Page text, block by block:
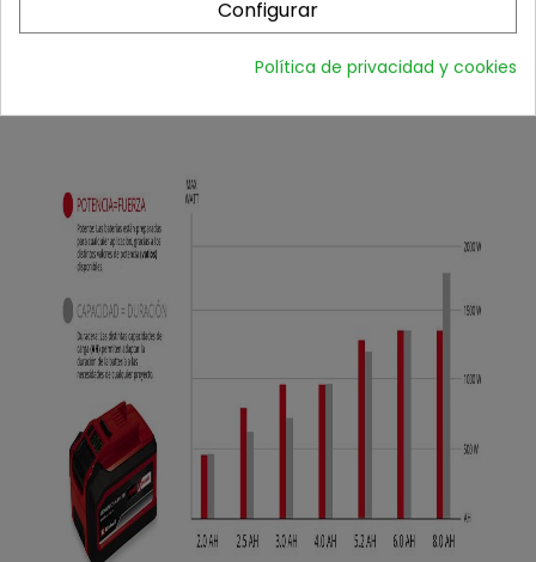
Carcasa protegida contra polvo, corrosión y
Adecuada para uso en TWIN-PACK en
Configurar
Política de privacidad y cookies